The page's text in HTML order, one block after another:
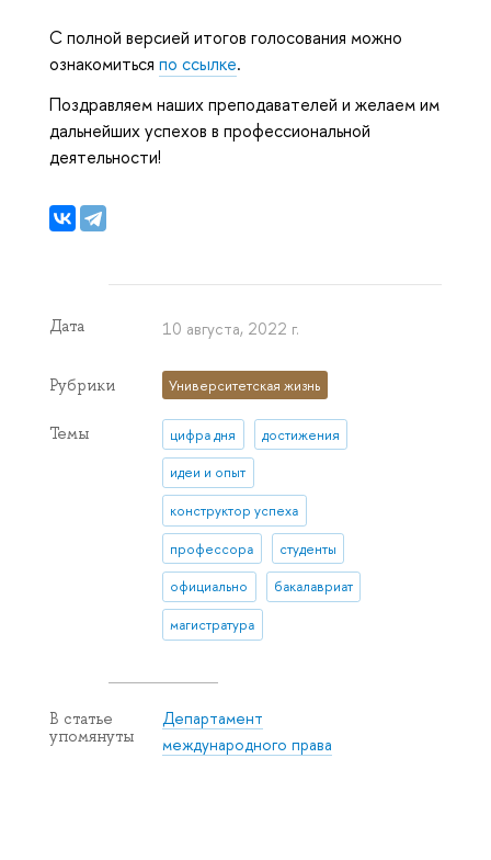
С полной версией итогов голосования можно
ознакомиться по ссылке.
Поздравляем наших преподавателей и желаем им
дальнейших успехов в профессиональной
деятельности!
Дата 10 августа, 2022 г.
Рубрики Университетская жизнь
Темы цифра дня достижения
идеи и опыт
конструктор успеха
профессора студенты
официально бакалавриат
магистратура
В статье
упомянуты
Департамент
международного права